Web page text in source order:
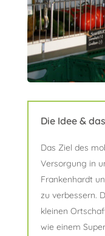
Die Idee &
Das Ziel des
Versorgung in
Frankenhardt
zu verbessern.
kleinen
wie einem